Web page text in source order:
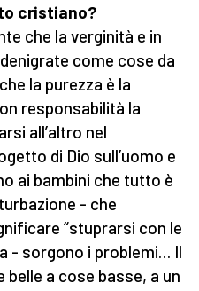
cristiano?
che la verginità e in
come cose da
la purezza è la
responsabilità la
all’altro nel
di Dio sull’uomo e
ai bambini che tutto è
- che
“stuprarsi con le
- sorgono i problemi… Il
a cose basse, a un